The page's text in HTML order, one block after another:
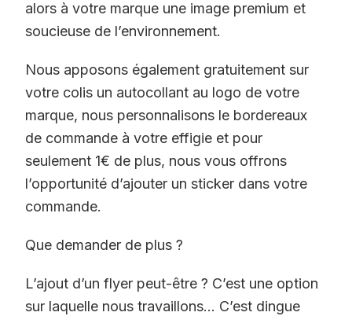
alors à votre marque une image premium et
soucieuse de l’environnement.
Nous apposons également gratuitement sur
votre colis un autocollant au logo de votre
marque, nous personnalisons le bordereaux
de commande à votre effigie et pour
seulement 1€ de plus, nous vous offrons
l’opportunité d’ajouter un sticker dans votre
commande.
Que demander de plus ?
L’ajout d’un flyer peut-être ? C’est une option
sur laquelle nous travaillons… C’est dingue